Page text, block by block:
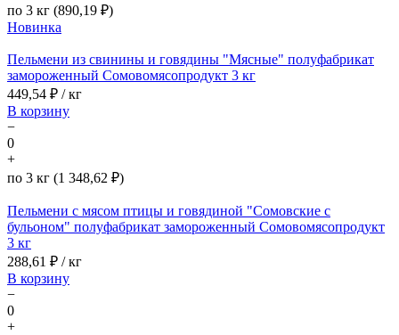
по 3 кг (890,19 ₽)
Новинка
Пельмени из свинины и говядины "Мясные" полуфабрикат
замороженный Сомовомясопродукт 3 кг
449,54 ₽ / кг
В корзину
−
0
+
по 3 кг (1 348,62 ₽)
Пельмени с мясом птицы и говядиной "Сомовские с
бульоном" полуфабрикат замороженный Сомовомясопродукт
3 кг
288,61 ₽ / кг
В корзину
−
0
+